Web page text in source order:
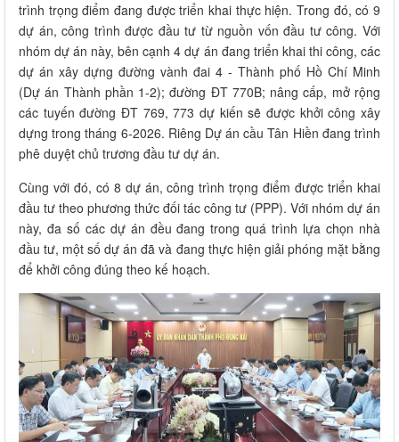
trình trọng điểm đang được triển khai thực hiện. Trong đó, có 9
dự án, công trình được đầu tư từ nguồn vốn đầu tư công. Với
nhóm dự án này, bên cạnh 4 dự án đang triển khai thi công, các
dự án xây dựng đường vành đai 4 - Thành phố Hồ Chí Minh
(Dự án Thành phần 1-2); đường ĐT 770B; nâng cấp, mở rộng
các tuyến đường ĐT 769, 773 dự kiến sẽ được khởi công xây
dựng trong tháng 6-2026. Riêng Dự án cầu Tân Hiền đang trình
phê duyệt chủ trương đầu tư dự án.
Cùng với đó, có 8 dự án, công trình trọng điểm được triển khai
đầu tư theo phương thức đối tác công tư (PPP). Với nhóm dự án
này, đa số các dự án đều đang trong quá trình lựa chọn nhà
đầu tư, một số dự án đã và đang thực hiện giải phóng mặt bằng
để khởi công đúng theo kế hoạch.